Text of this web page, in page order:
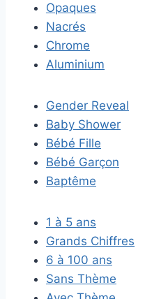
Opaques
Nacrés
Chrome
Aluminium
Gender Reveal
Baby Shower
Bébé Fille
Bébé Garçon
Baptême
1 à 5 ans
Grands Chiffres
6 à 100 ans
Sans Thème